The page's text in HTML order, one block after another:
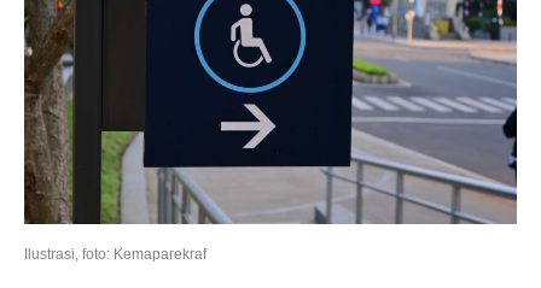
Ilustrasi, foto: Kemaparekraf